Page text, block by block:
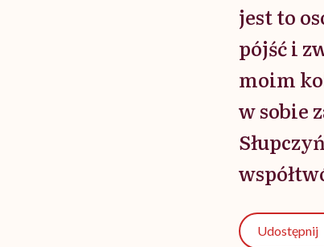
jest to
pójść i
moim
w sobie
Udostępnij